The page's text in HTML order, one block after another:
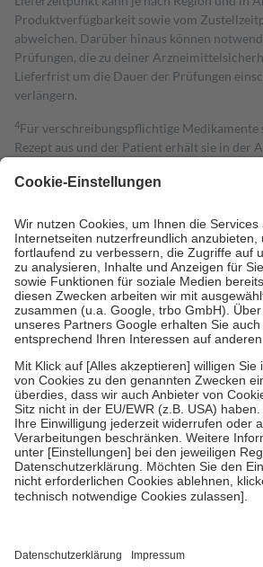
Produktverfügbarkeit sowie vom
abweichen. Darüber hinaus können
Prüfungen, die zu deiner
Lieferfrist um die Dauer der Prüfungen
verlängern.
4Für verschreibungspflichtige
Rezept aus und der Patient erhält sie in der
Kosten dafür, der Versicherte trägt einen
Grundsätzlich leisten Mitglieder
Prozent des Abgabepreises,mindestens
höchstens zehn Euro.Es sind jedoch nie
Kosten der Leistung zu entrichten.
Diese Regeln gelten grundsätzlich auch für
Bei Heilmitteln und häuslicher
Zuzahlung zehn Prozent der Kosten sowie
Um das Engagement der Versicherten für
stärken und die besondere Stellung der
fallenkeine Zuzahlungen an bei:
• Kindern und Jugendlichen bis zum
mit Ausnahme der Fahrkosten
• Untersuchungen zur Vorsorge und
GKV getragen werden
• empfohlenen Schutzimpfungen
Wir nutzen Trusted Shops als unabhängigen